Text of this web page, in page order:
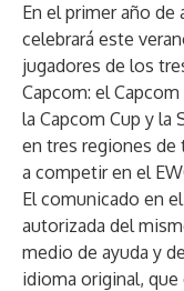
En el primer año de
celebrará este
jugadores de los
Capcom: el
la Capcom Cup y la
en tres regiones de
a competir en el
El comunicado en
autorizada del
medio de ayuda y
idioma original,